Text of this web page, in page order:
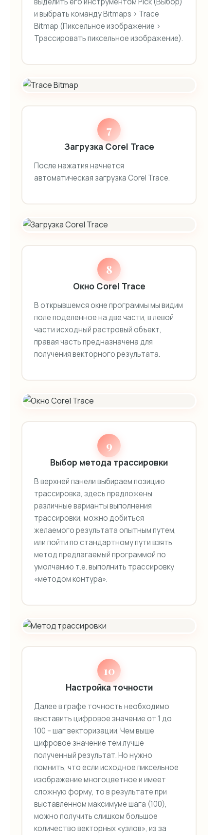
и выбрать команду Bitmaps > Trace
Bitmap (Пиксельное изображение >
Трассировать пиксельное изображение).
7
Загрузка Corel Trace
После нажатия начнется
автоматическая загрузка Corel Trace.
8
Окно Corel Trace
В открывшемся окне программы мы видим
поле поделенное на две части, в левой
части исходный растровый объект,
правая часть предназначена для
получения векторного результата.
9
Выбор метода трассировки
В верхней панели выбираем позицию
трассировка, здесь предложены
различные варианты выполнения
трассировки, можно добиться
желаемого результата опытным путем,
или пойти по стандартному пути взять
метод предлагаемый программой по
умолчанию т.е. выполнить трассировку
«методом контура».
10
Настройка точности
Далее в графе точность необходимо
выставить цифровое значение от 1 до
100 – шаг векторизации. Чем выше
цифровое значение тем лучше
полученный результат. Но нужно
помнить, что если исходное пиксельное
изображение многоцветное и имеет
сложную форму, то в результате при
выставленном максимуме шага (100),
можно получить слишком большое
количество векторных «узлов», из за